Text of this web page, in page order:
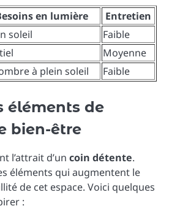
en lumière
Entretien
soleil
Faible
Moyenne
à plein soleil Faible
éléments de
bien-être
l’attrait d’un coin détente.
éléments qui augmentent le
de cet espace. Voici quelques
: